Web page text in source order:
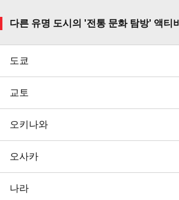
다른 유명 도시의 '전통 문화 탐방' 액티
도쿄
교토
오키나와
오사카
나라